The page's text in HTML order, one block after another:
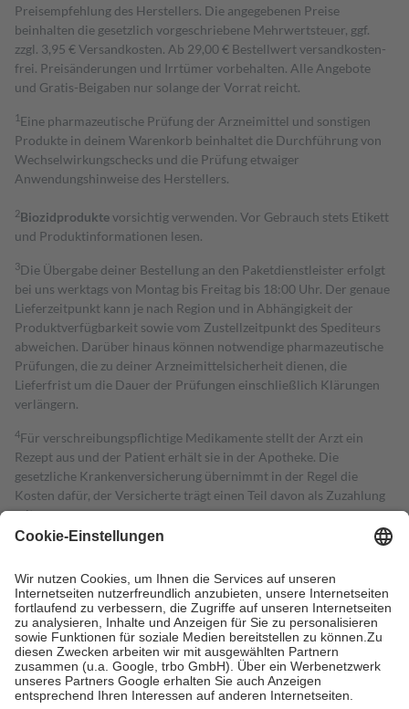
Preisempfehlung des Herstellers. Die angegebenen Preise
beinhalten die gesetzlich vorgeschriebene Mehrwertsteuer, ggf.
zzgl. 3,95 € Versandkosten. Ab 29,00 € Bestell­wert versand­kosten­
frei. Preisänderungen und Irrtümer vorbehalten. Alle Angebote
und Gratis-Beigaben nur solange der Vorrat reicht.
1 Eine pharmazeutische Prüfung der Arzneimittel und sonstigen
Produkte in deinem Warenkorb beinhaltet die Durchführung von
Wechselwirkungschecks und die Prüfung etwaiger
Anwendungshinweise des Herstellers.
2Biozidproduktevorsichtig verwenden. Vor Gebrauch stets Etikett
und Produktinformationen lesen.
3Die Übergabe deiner Bestellung an den Paketdienstleister erfolgt
bei uns werktags von Montag bis Freitag bis 18:00 Uhr. Der genaue
Lieferzeitpunkt kann je nach Region und in Abhängigkeit der
Produktverfügbarkeit sowie vom Zustellzeitpunkt des Spediteurs
abweichen. Darüber hinaus können notwendige pharmazeutische
Prüfungen, die zu deiner Arzneimittelsicherheit dienen, die
Lieferfrist um die Dauer der Prüfungen einschließlich Klärungen
verlängern.
4Für verschreibungspflichtige Medikamente stellt der Arzt ein
Rezept aus und der Patient erhält sie in der Apotheke. Die
gesetzliche Krankenversicherung übernimmt in der Regel die
Kosten dafür, der Versicherte trägt einen Teil davon als Zuzahlung
mit.
Grundsätzlich leisten Mitglieder Zuzahlungen in Höhe von zehn
höchstens zehn Euro.
Es sind jedoch nie mehr als die tatsächlichen
Kosten der Leistung zu entrichten.
Diese Regeln gelten grundsätzlich auch für Online-Apotheken.
Bei Heilmitteln und häuslicher Krankenpflege beträgt die
Zuzahlung zehn Prozent der Kosten sowie zehn Euro je
Verordnung.
Um das Engagement der Versicherten für ihre eigene Gesundheit zu
stärken und die besondere Stellung der Familie zu unterstützen,